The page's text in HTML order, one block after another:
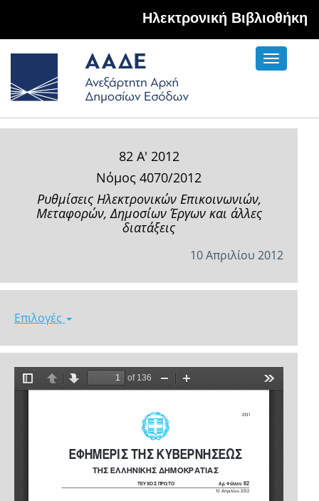
Hλεκτρονική Βιβλιοθήκη
Toggle
82 Α' 2012
Νόμος 4070/2012
Ρυθμίσεις Ηλεκτρονικών Επικοινωνιών,
Μεταφορών, Δημοσίων Έργων και άλλες
διατάξεις
10 Απριλίου 2012
Επιλογές